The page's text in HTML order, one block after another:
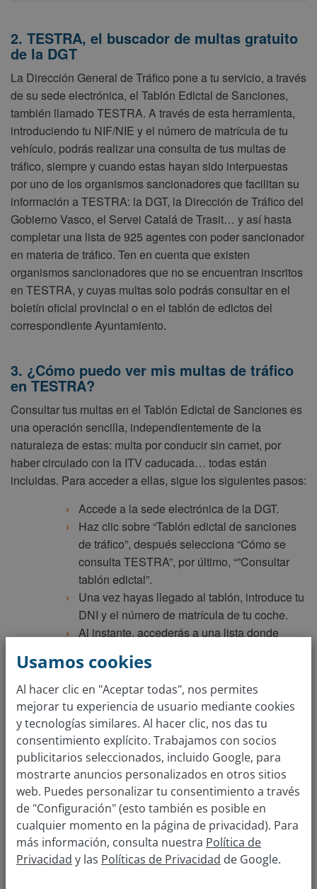
2. TESTRA, el buscador de multas gratuito
de la DGT
La Dirección General de Tráfico pone a tu servicio, a través
de su sede electrónica, el Tablón Edictal de Sanciones,
también llamado TESTRA. A través de esta herramienta,
introduciendo tu NIF/NIE y el número de matrícula de tu
vehículo, podrás realizar una consulta de tus multas de
tráfico, siempre y cuando estas hayan sido interpuestas
por uno de los organismos sancionadores que facilitan su
información a TESTRA: la DGT, la Dirección de Tráfico del
Gobierno Vasco, el Servei Catalá de Trasit… y así hasta
completar una lista de 925 agentes con poder sancionador
en materia de tráfico. Ten en cuenta que existen
organismos sancionadores que no se encuentran inscritos
en TESTRA, y cuyas multas solo podrás consultar en el
boletín oficial provincial o en el tablón de edictos del
correspondiente Ayuntamiento.
3. ¿Cómo puedo ver mis multas de tráfico
en TESTRA?
Consultar tus multas en el Tablón Edictal de Sanciones es
una operación sencilla, independientemente de la
naturaleza de estas: multa por conducir sin carnet, por
haber circulado con la ITV caducada… todas están
incluidas. Para acceder a ellas, sigue los siguientes pasos:
Accede a la sede electrónica de la DGT.
Haz clic sobre “Tablón edictal de sanciones
de tráfico”, después selecciona “Cómo se
consulta TESTRA”, por último, “”Consultar
tablón edictal”.
Una vez hayas llegado al tablón, introduce tu
DNI y el número de matrícula de tu coche.
Al instante, accederás a una lista donde
tráfico.
Viendo el funcionamiento de TESTRA, seguramente te
estarás preguntando: “¿puede cualquier persona utilizar mi
nombre y número de matrícula para consultar mis multas?”.
En realidad, sí. Los datos ofrecidos por este tablón son
públicos a no ser que solicites lo contrario. Si lo deseas,
puedes incluir tu vehículo dentro de la “lista de excluidos”,
de modo que tus datos sean privados. De este modo, solo
tú y las personas que tú autorices podrán ver el listado de
tus multas.
Por otra parte, ten en cuenta que el TESTRA solo se
Usamos cookies
Al hacer clic en "Aceptar todas", nos permites
mejorar tu experiencia de usuario mediante cookies
y tecnologías similares. Al hacer clic, nos das tu
consentimiento explícito. Trabajamos con socios
publicitarios seleccionados, incluido Google, para
mostrarte anuncios personalizados en otros sitios
web. Puedes personalizar tu consentimiento a través
de "Configuración" (esto también es posible en
cualquier momento en la página de privacidad). Para
más información, consulta nuestra Política de
Privacidad y las Políticas de Privacidad de Google.